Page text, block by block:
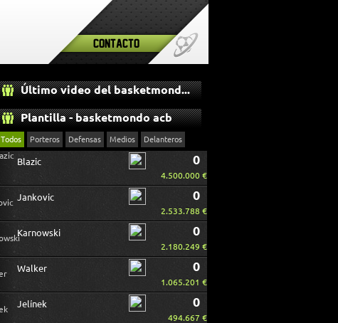
Contacto
Último video del basketmondo acb
Plantilla - basketmondo acb
Todos Porteros Defensas Medios Delanteros
Blazic 0
4.500.000 €
Jankovic 0
2.533.788 €
Karnowski 0
2.180.249 €
Walker 0
1.065.201 €
Jelínek 0
494.667 €